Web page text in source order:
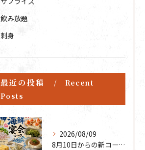
飲み放題
刺身
最近の投稿
Recent
Posts
2026/08/09
8月10日からの新コースです🌟